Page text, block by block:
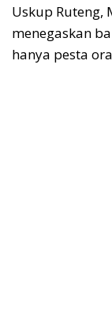
Uskup Ruteng,
menegaskan
hanya pesta